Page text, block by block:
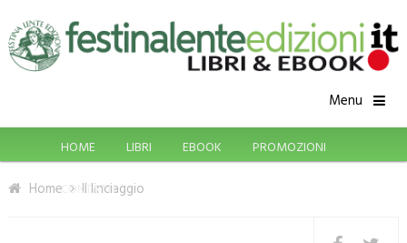
Menu
HOME LIBRI EBOOK
PROMOZIONI
CONTATTI
Home Il linciaggio